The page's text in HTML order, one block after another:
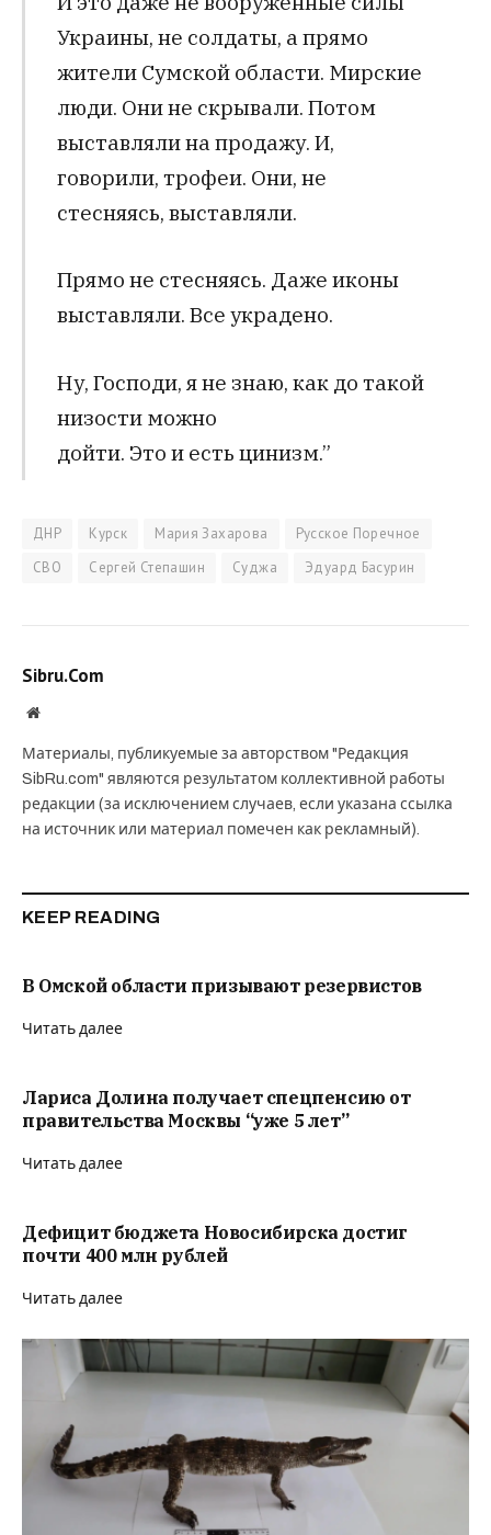
Украины, не солдаты, а прямо
жители Сумской области. Мирские
люди. Они не скрывали. Потом
выставляли на продажу. И,
говорили, трофеи. Они, не
стесняясь, выставляли.
Прямо не стесняясь. Даже иконы
выставляли. Все украдено.
Ну, Господи, я не знаю, как до такой
низости можно
дойти. Это и есть цинизм.”
ДНР Курск Мария Захарова
Русское Поречное
СВО
Сергей Степашин Суджа Эдуард Басурин
Sibru.Com
Website
Материалы, публикуемые за авторством "Редакция
SibRu.com" являются результатом коллективной работы
редакции (за исключением случаев, если указана ссылка
на источник или материал помечен как рекламный).
KEEP READING
В Омской области призывают резервистов
Читать далее
Лариса Долина получает спецпенсию от
правительства Москвы “уже 5 лет”
Читать далее
Дефицит бюджета Новосибирска достиг
почти 400 млн рублей
Читать далее